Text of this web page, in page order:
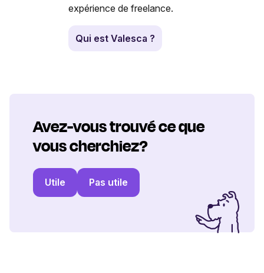
expérience de freelance.
Qui est Valesca ?
Avez-vous trouvé ce que
vous cherchiez?
Utile Pas utile